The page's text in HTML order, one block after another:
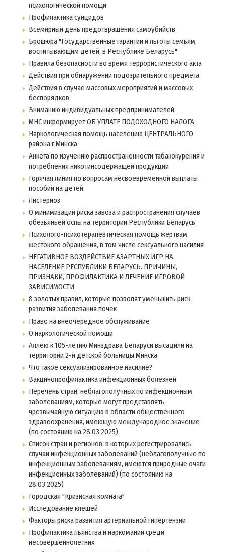
психологической помощи
Профилактика суицидов
Всемирный день предотвращения самоубийств
Брошюра "Государственные гарантии и льготы семьям,
воспитывающим детей, в Республике Беларусь"
Правила безопасности во время террористического акта
Действия при обнаружении подозрительного предмета
Действия в случае массовых мероприятий и массовых
беспорядков
Вниманию индивидуальных предпринимателей
МНС информирует ОБ УПЛАТЕ ПОДОХОДНОГО НАЛОГА
Наркологическая помощь населению ЦЕНТРАЛЬНОГО
района г.Минска
Анкета по изучению распространенности табакокурения и
потребления никотинсодержащей продукции
Горячая линия по вопросам несвоевременной выплаты
пособий на детей.
Листериоз
О минимизации риска завоза и распространения случаев
обезьяньей оспы на территории Республики Беларусь
Психолого-психотерапевтическая помощь жертвам
жестокого обращения, в том числе сексуального насилия
НЕГАТИВНОЕ ВОЗДЕЙСТВИЕ АЗАРТНЫХ ИГР НА
НАСЕЛЕНИЕ РЕСПУБЛИКИ БЕЛАРУСЬ. ПРИЧИНЫ,
ПРИЗНАКИ, ПРОФИЛАКТИКА И ЛЕЧЕНИЕ ИГРОВОЙ
ЗАВИСИМОСТИ
8 золотых правил, которые позволят уменьшить риск
развития заболевания почек
Право на внеочередное обслуживание
О наркологической помощи
Аллею к 105-летию Минздрава Беларуси высадили на
территории 2-й детской больницы Минска
Что такое сексуализированное насилие?
Вакцинопрофилактика инфекционных болезней
Перечень стран, неблагополучных по инфекционным
заболеваниям, которые могут представлять
чрезвычайную ситуацию в области общественного
здравоохранения, имеющую международное значение
(по состоянию на 28.03.2025)
Список стран и регионов, в которых регистрировались
случаи инфекционных заболеваний (неблагополучные по
инфекционным заболеваниям, имеются природные очаги
инфекционных заболеваний) (по состоянию на
28.03.2025)
Городская "Кризисная комната"
Исследование клещей
Факторы риска развития артериальной гипертензии
Профилактика пьянства и наркомании среди
несовершеннолетних